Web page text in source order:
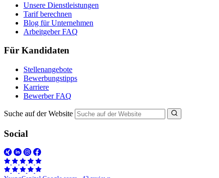
Unsere Dienstleistungen
Tarif berechnen
Blog für Unternehmen
Arbeitgeber FAQ
Für Kandidaten
Stellenangebote
Bewerbungstipps
Karriere
Bewerber FAQ
Suche auf der Website
Social